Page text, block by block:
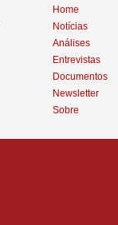
Home
Notícias
Análises
Entrevistas
Documentos
Newsletter
Sobre